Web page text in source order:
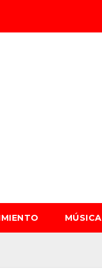
MÚSICA